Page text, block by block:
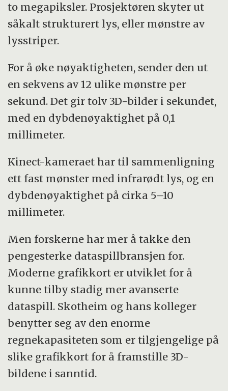
to megapiksler. Prosjektøren skyter ut
såkalt strukturert lys, eller mønstre av
lysstriper.
For å øke nøyaktigheten, sender den ut
en sekvens av 12 ulike mønstre per
sekund. Det gir tolv 3D-bilder i sekundet,
med en dybdenøyaktighet på 0,1
millimeter.
Kinect-kameraet har til sammenligning
ett fast mønster med infrarødt lys, og en
dybdenøyaktighet på cirka 5–10
millimeter.
Men forskerne har mer å takke den
pengesterke dataspillbransjen for.
Moderne grafikkort er utviklet for å
kunne tilby stadig mer avanserte
dataspill. Skotheim og hans kolleger
benytter seg av den enorme
regnekapasiteten som er tilgjengelige på
slike grafikkort for å framstille 3D-
bildene i sanntid.